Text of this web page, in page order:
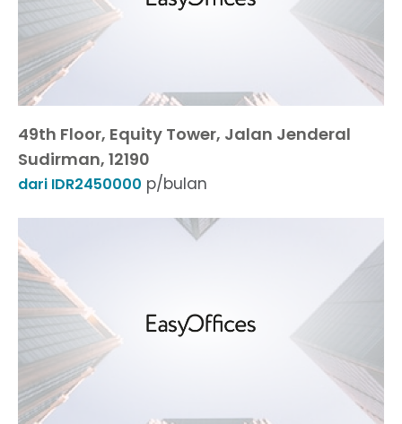
49th Floor, Equity Tower, Jalan Jenderal
Sudirman, 12190
dari IDR2450000 p/bulan